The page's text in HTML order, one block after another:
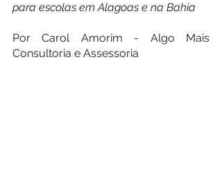
para escolas em Alagoas e na Bahia
Por Carol Amorim - Algo Mais
Consultoria e Assessoria